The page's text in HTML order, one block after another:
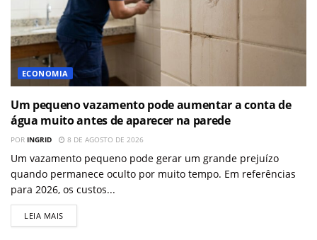
ECONOMIA
Um pequeno vazamento pode aumentar a conta de
água muito antes de aparecer na parede
POR INGRID 8 DE AGOSTO DE 2026
Um vazamento pequeno pode gerar um grande prejuízo
quando permanece oculto por muito tempo. Em referências
para 2026, os custos...
LEIA MAIS